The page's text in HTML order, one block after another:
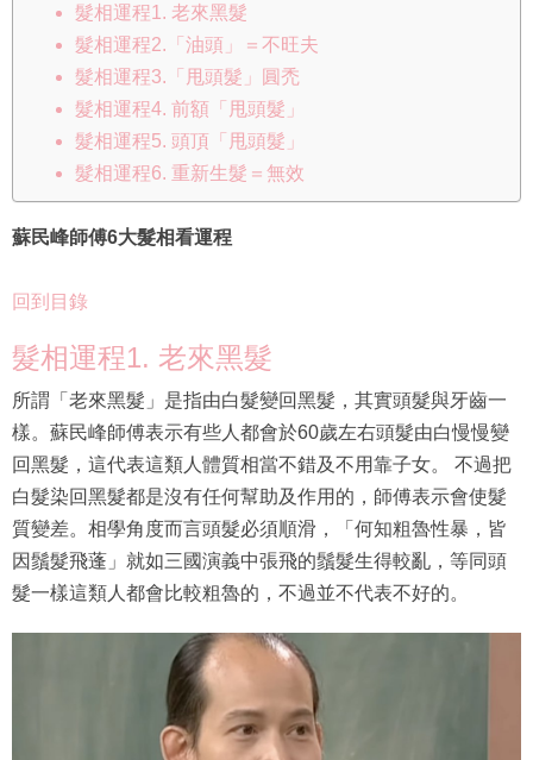
髮相運程1. 老來黑髮
髮相運程2.「油頭」＝不旺夫
髮相運程3.「甩頭髮」圓禿
髮相運程4. 前額「甩頭髮」
髮相運程5. 頭頂「甩頭髮」
髮相運程6. 重新生髮＝無效
蘇民峰師傅6大髮相看運程
回到目錄
髮相運程1. 老來黑髮
所謂「老來黑髮」是指由白髮變回黑髮，其實頭髮與牙齒一
樣。蘇民峰師傅表示有些人都會於60歲左右頭髮由白慢慢變
回黑髮，這代表這類人體質相當不錯及不用靠子女。 不過把
白髮染回黑髮都是沒有任何幫助及作用的，師傅表示會使髮
質變差。相學角度而言頭髮必須順滑，「何知粗魯性暴，皆
因鬚髮飛蓬」就如三國演義中張飛的鬚髮生得較亂，等同頭
髮一樣這類人都會比較粗魯的，不過並不代表不好的。